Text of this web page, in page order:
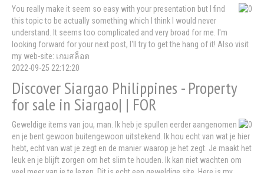
You really make it seem so easy with your presentation but I find
this topic to be actually something which I think I would never
understand. It seems too complicated and very broad for me. I'm
looking forward for your next post, I'll try to get the hang of it! Also visit
my web-site: เกมสล็อต
2022-09-25 22:12:20
Discover Siargao Philippines - Property
for sale in Siargao| | FOR
Geweldige items van jou, man. Ik heb je spullen eerder aangenomen
en je bent gewoon buitengewoon uitstekend. Ik hou echt van wat je hier
hebt, echt van wat je zegt en de manier waarop je het zegt. Je maakt het
leuk en je blijft zorgen om het slim te houden. Ik kan niet wachten om